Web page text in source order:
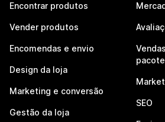
Encontrar produtos
Vender produtos
Encomendas e envio
Design da loja
Marketing e conversão
Gestão da loja
SEO